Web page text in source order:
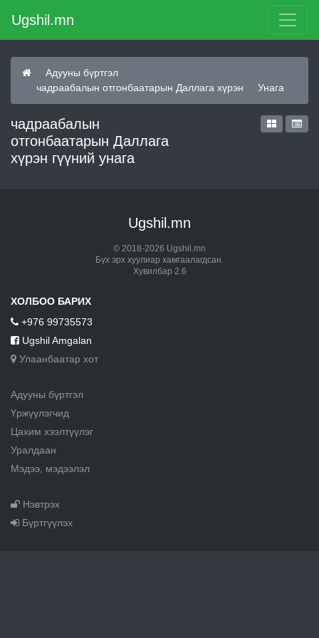
Ugshil.mn
Адууны бүртгэл
чадраабалын отгонбаатарын Даллага хүрэн
Унага
чадраабалын
отгонбаатарын Даллага
хүрэн гүүний унага
Ugshil.mn
© 2018-2026 Ugshil.mn
Бүх эрх хуулиар хамгаалагдсан.
Хувилбар 2.6
ХОЛБОО БАРИХ
+976 99735573
Ugshil Amgalan
Улаанбаатар хот
Адууны бүртгэл
Үржүүлэгчид
Цахим хээлтүүлэг
Уралдаан
Мэдээ, мэдээлэл
Нэвтрэх
Бүртгүүлэх